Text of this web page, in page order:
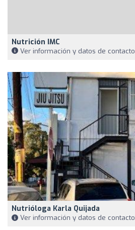
Nutrición IMC
Ver información y datos de contacto
Nutrióloga Karla Quijada
Ver información y datos de contacto